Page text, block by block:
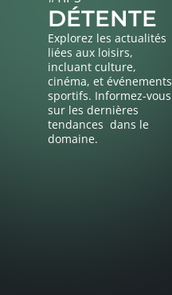
DÉTENTE
Explorez les actualités
liées aux loisirs,
incluant culture,
cinéma, et événements
sportifs. Informez-vous
sur les dernières
tendances dans le
domaine.